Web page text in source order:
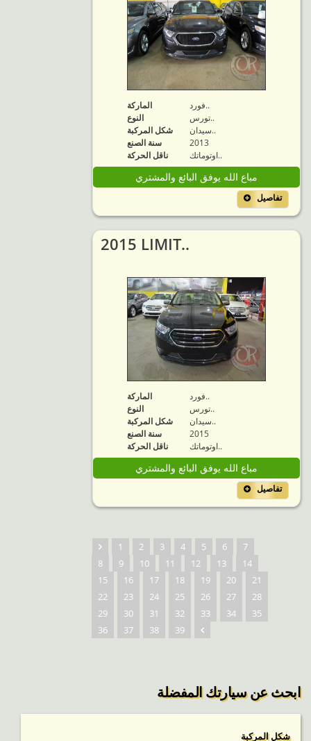
الماركة
فورد..
النوع
تورس..
شكل المركبة
سيدان..
سنة الصنع
2013
ناقل الحركة
اوتوماتك..
مباع الله يوفق البائع والمشتري
تفاصيل
2015 LIMIT..
الماركة
فورد..
النوع
تورس..
شكل المركبة
سيدان..
سنة الصنع
2015
ناقل الحركة
اوتوماتك..
مباع الله يوفق البائع والمشتري
تفاصيل
1 2 3 4 5 6
7
8
9 10 11 12 13
14
15
16 17 18 19 20
21
22
23 24 25 26 27
28
29
30 31 32 33 34
35
36
37 38 39
ابحث عن سيارتك المفضلة
شكل المركبة